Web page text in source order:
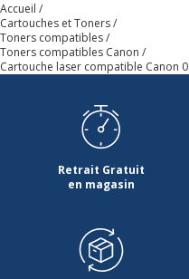
Accueil
Cartouches et Toners
Toners compatibles
Toners compatibles Canon
Cartouche laser compatible Canon
Retrait Gratuit
en magasin